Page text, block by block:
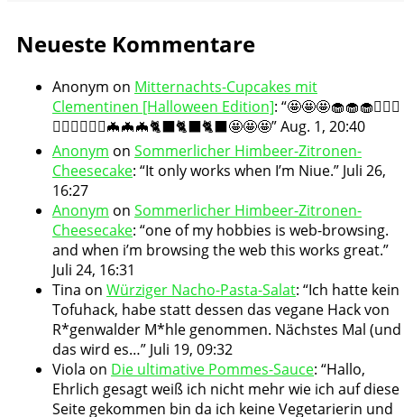
Neueste Kommentare
Anonym on Mitternachts-Cupcakes mit
Clementinen [Halloween Edition]: “🤩🤩🤩🧁🧁🧁🧛🏻‍♀️
🧛🏻‍♀️🧛🏻‍♀️🦇🦇🦇🐈‍⬛🐈‍⬛🐈‍⬛🤩🤩🤩”Aug. 1, 20:40
Anonym on Sommerlicher Himbeer-Zitronen-
Cheesecake: “It only works when I’m Niue.” Juli 26,
16:27
Anonym on Sommerlicher Himbeer-Zitronen-
Cheesecake: “one of my hobbies is web-browsing.
and when i’m browsing the web this works great.”
Juli 24, 16:31
Tina on Würziger Nacho-Pasta-Salat: “Ich hatte kein
Tofuhack, habe statt dessen das vegane Hack von
R*genwalder M*hle genommen. Nächstes Mal (und
das wird es…” Juli 19, 09:32
Viola on Die ultimative Pommes-Sauce: “Hallo,
Ehrlich gesagt weiß ich nicht mehr wie ich auf diese
Seite gekommen bin da ich keine Vegetarierin und